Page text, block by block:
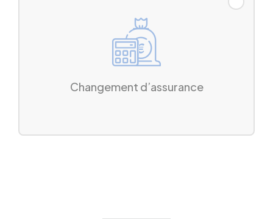
Changement d’assurance